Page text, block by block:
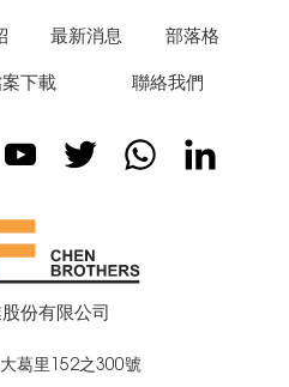
最新消息 部落格
下載 聯絡我們
份有限公司
葛里152之300號